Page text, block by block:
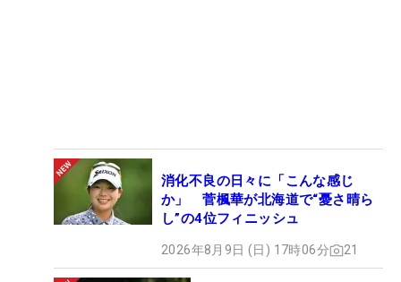
消化不良の日々に「こんな感じ
か」 菅楓華が北海道で“憂さ晴ら
し”の4位フィニッシュ
2026年8月9日 (日) 17時06分 21